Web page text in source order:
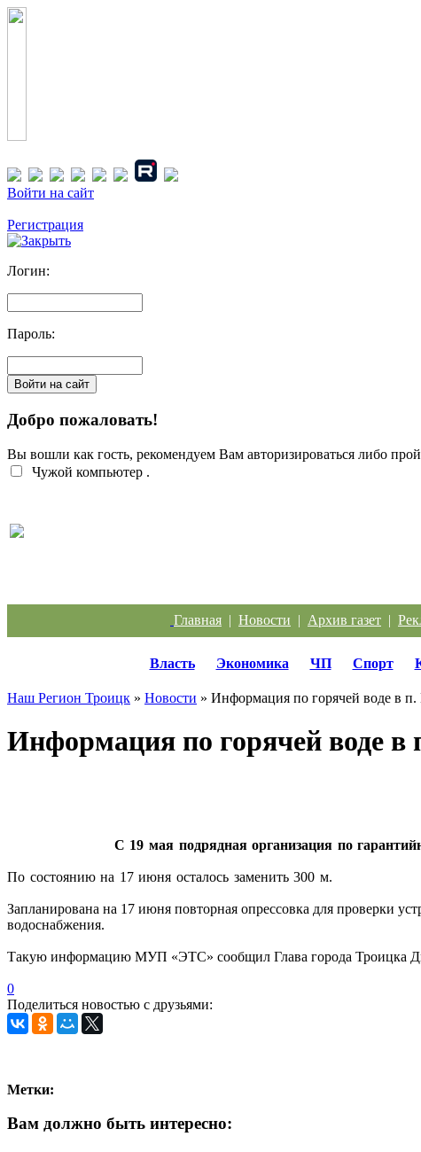
Войти на сайт
Регистрация
Логин:
Пароль:
Добро пожаловать!
Вы вошли как гость, рекомендуем Вам авторизироваться либо
Чужой компьютер .
Главная | Новости | Архив газет |
Власть Экономика ЧП Спорт
Наш Регион Троицк » Новости » Информация по горячей воде в
Информация по горячей воде
С 19 мая подрядная организация по
По состоянию на 17 июня осталось заменить 300 м.
Запланирована на 17 июня повторная опрессовка для проверки
водоснабжения.
Такую информацию МУП «ЭТС» сообщил Глава города Троицка
0
Поделиться новостью с друзьями:
Метки:
Вам должно быть интересно: